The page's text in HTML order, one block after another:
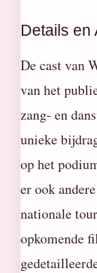
Details en
De cast van
van het
zang- en
unieke
op het
er ook
nationale
opkomende